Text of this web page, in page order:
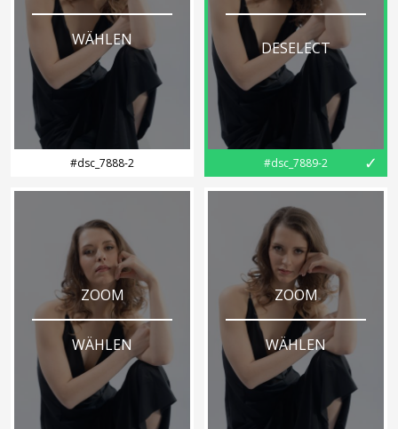
WÄHLEN
#dsc_7888-2
DESELECT
✓
#dsc_7889-2
ZOOM
WÄHLEN
ZOOM
WÄHLEN